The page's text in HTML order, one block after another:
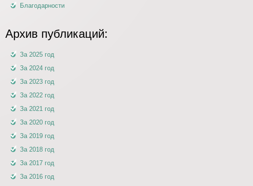
Благодарности
Архив публикаций:
За 2025 год
За 2024 год
За 2023 год
За 2022 год
За 2021 год
За 2020 год
За 2019 год
За 2018 год
За 2017 год
За 2016 год